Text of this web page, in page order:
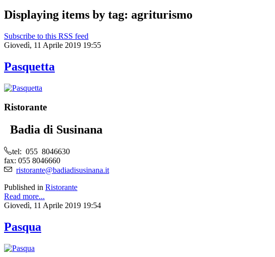
Displaying items by tag: agriturismo
Subscribe to this RSS feed
Giovedì, 11 Aprile 2019 19:55
Pasquetta
Ristorante
Badia di Susinana
tel: 055 8046630
fax: 055 8046660
ristorante@badiadisusinana.it
Published in Ristorante
Read more...
Giovedì, 11 Aprile 2019 19:54
Pasqua